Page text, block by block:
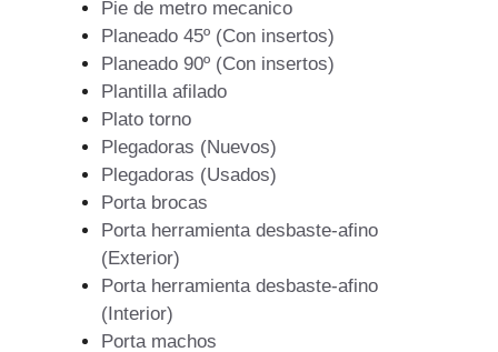
Pie de metro mecanico
Planeado 45º (Con insertos)
Planeado 90º (Con insertos)
Plantilla afilado
Plato torno
Plegadoras (Nuevos)
Plegadoras (Usados)
Porta brocas
Porta herramienta desbaste-afino
(Exterior)
Porta herramienta desbaste-afino
(Interior)
Porta machos